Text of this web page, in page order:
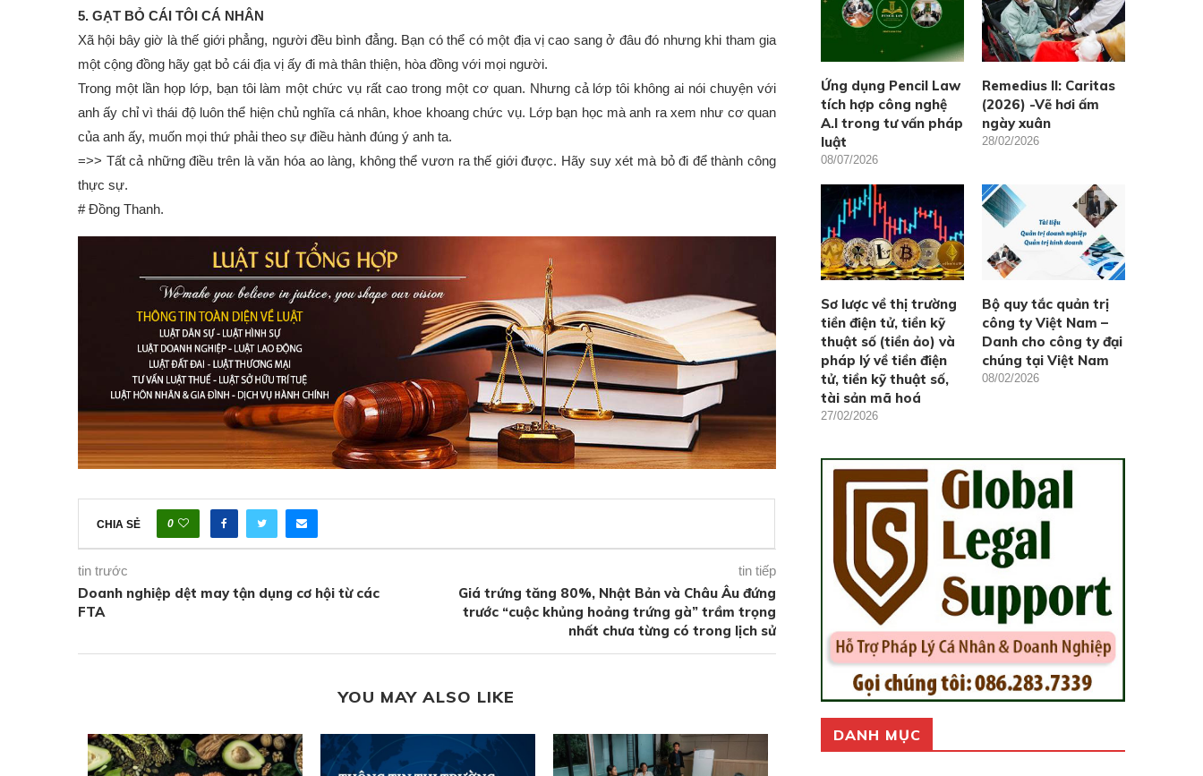
5. GẠT BỎ CÁI TÔI CÁ NHÂN
Xã hội bây giờ là thế giới phẳng, người đều bình đẳng. Bạn có thể có một địa vị cao sang ở đâu đó nhưng khi tham gia
một cộng đồng hãy gạt bỏ cái địa vị ấy đi mà thân thiện, hòa đồng với mọi người.
Trong một lần họp lớp, bạn tôi làm một chức vụ rất cao trong một cơ quan. Nhưng cả lớp tôi không ai nói chuyện với
anh ấy chỉ vì thái độ luôn thể hiện chủ nghĩa cá nhân, khoe khoang chức vụ. Lớp bạn học mà anh ra xem như cơ quan
của anh ấy, muốn mọi thứ phải theo sự điều hành đúng ý anh ta.
=>> Tất cả những điều trên là văn hóa ao làng, không thể vươn ra thế giới được. Hãy suy xét mà bỏ đi để thành công
thực sự.
# Đồng Thanh.
CHIA SẺ 0
tin trước
Doanh nghiệp dệt may tận dụng cơ hội từ các
FTA
tin tiếp
Giá trứng tăng 80%, Nhật Bản và Châu Âu đứng
trước “cuộc khủng hoảng trứng gà” trầm trọng
nhất chưa từng có trong lịch sử
YOU MAY ALSO LIKE
Ứng dụng Pencil Law
tích hợp công nghệ
A.I trong tư vấn pháp
luật
08/07/2026
Remedius II: Caritas
(2026) -Vẽ hơi ấm
ngày xuân
28/02/2026
Sơ lược về thị trường
tiền điện tử, tiền kỹ
thuật số (tiền ảo) và
pháp lý về tiền điện
tử, tiền kỹ thuật số,
tài sản mã hoá
27/02/2026
Bộ quy tắc quản trị
công ty Việt Nam –
Danh cho công ty đại
chúng tại Việt Nam
08/02/2026
DANH MỤC